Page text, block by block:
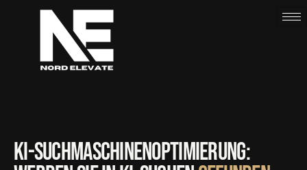
KI-SUCHMASCHINEN­OPTIMIERUNG: